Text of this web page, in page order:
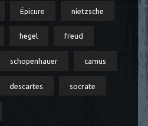
Épicure nietzsche
hegel freud
schopenhauer camus
descartes socrate